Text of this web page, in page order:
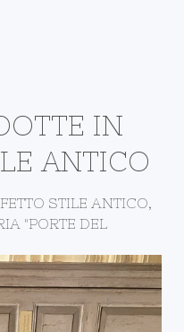
IN
ANTICO
STILE ANTICO,
"PORTE DEL